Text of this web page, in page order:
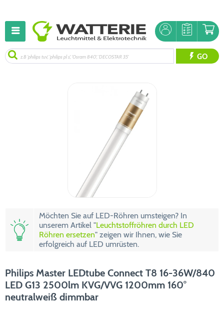
GO
Möchten Sie auf LED-Röhren umsteigen? In
unserem Artikel "Leuchtstoffröhren durch LED
Röhren ersetzen" zeigen wir Ihnen, wie Sie
erfolgreich auf LED umrüsten.
Philips Master LEDtube Connect T8 16-36W/840
LED G13 2500lm KVG/VVG 1200mm 160°
neutralweiß dimmbar